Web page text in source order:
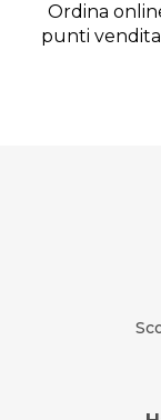
Ordina
punti vendita